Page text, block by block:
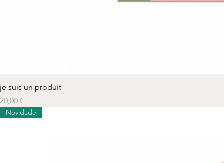
je suis un produit
Prix
20,00 €
Novidade